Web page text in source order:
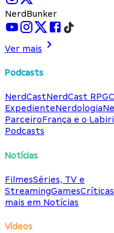
NerdBunker
Ver mais
Podcasts
NerdCastNerdCast RPG
ExpedienteNerdologia
ParceiroFrança e o
Podcasts
Notícias
FilmesSéries, TV e
StreamingGamesCríticas
mais em Notícias
Vídeos